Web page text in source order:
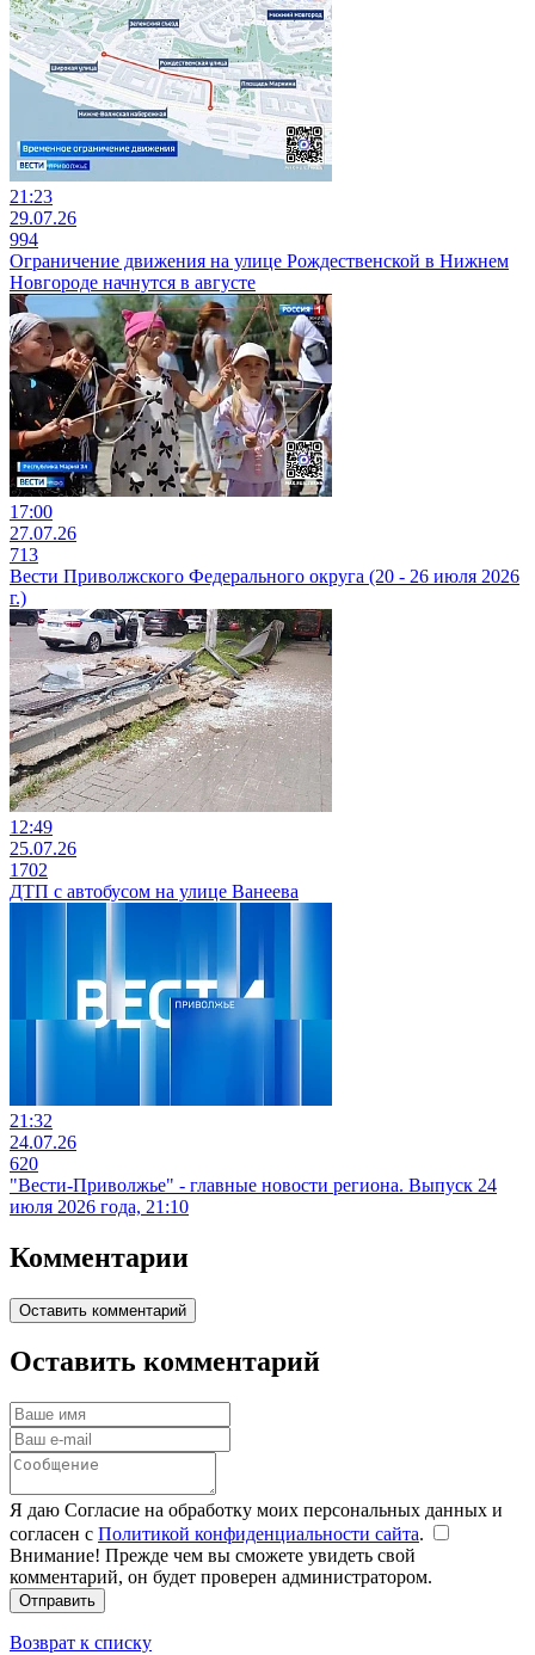
21:23
29.07.26
994
Ограничение движения на улице Рождественской в Нижнем
Новгороде начнутся в августе
17:00
27.07.26
713
Вести Приволжского Федерального округа (20 - 26 июля 2026
г.)
12:49
25.07.26
1702
ДТП с автобусом на улице Ванеева
21:32
24.07.26
620
"Вести-Приволжье" - главные новости региона. Выпуск 24
июля 2026 года, 21:10
Комментарии
Оставить комментарий
Оставить комментарий
Я даю Согласие на обработку моих персональных данных и
согласен с Политикой конфиденциальности сайта.
Внимание! Прежде чем вы сможете увидеть свой
комментарий, он будет проверен администратором.
Отправить
Возврат к списку